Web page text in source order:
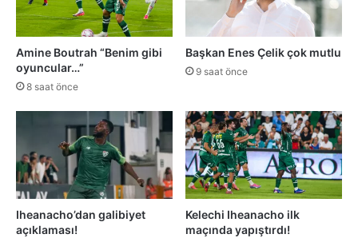
Amine Boutrah “Benim gibi
oyuncular…”
8 saat önce
Başkan Enes Çelik çok mutlu
9 saat önce
Iheanacho’dan galibiyet
açıklaması!
Kelechi Iheanacho ilk
maçında yapıştırdı!